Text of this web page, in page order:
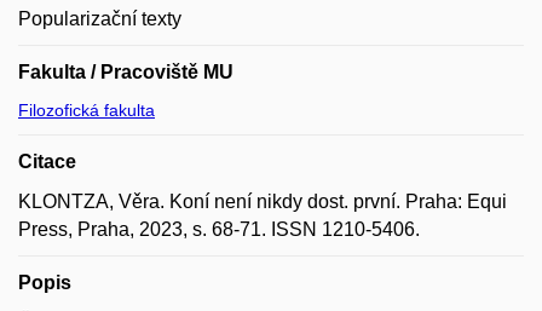
Popularizační texty
Fakulta / Pracoviště MU
Filozofická fakulta
Citace
KLONTZA, Věra. Koní není nikdy dost. první. Praha: Equi
Press, Praha, 2023, s. 68-71. ISSN 1210-5406.
Popis